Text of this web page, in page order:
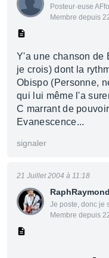
Posteur·euse
Membre depuis
Y'a une chanson de
je crois) dont la
Obispo (Personne,
qui lui même l'a
C marrant de
Evanescence...
signaler
RaphRaymond
Je poste, donc je
Membre depuis
21 Juillet 2004 à 11:18